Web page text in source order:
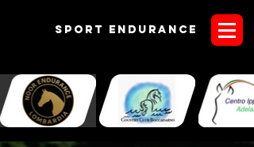
Sport endurANCE